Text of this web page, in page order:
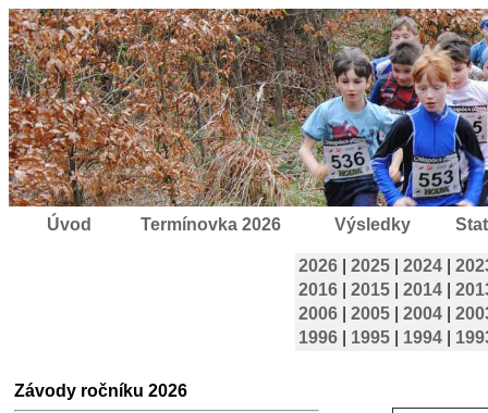
Úvod Termínovka 2026 Výsledky
2026 2025 2024
2016
2015 2014
2006
2005 2004
1996
1995 1994
Závody ročníku 2026